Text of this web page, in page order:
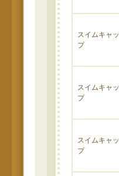
スイムキャッ
プ
スイムキャッ
プ
スイムキャッ
プ